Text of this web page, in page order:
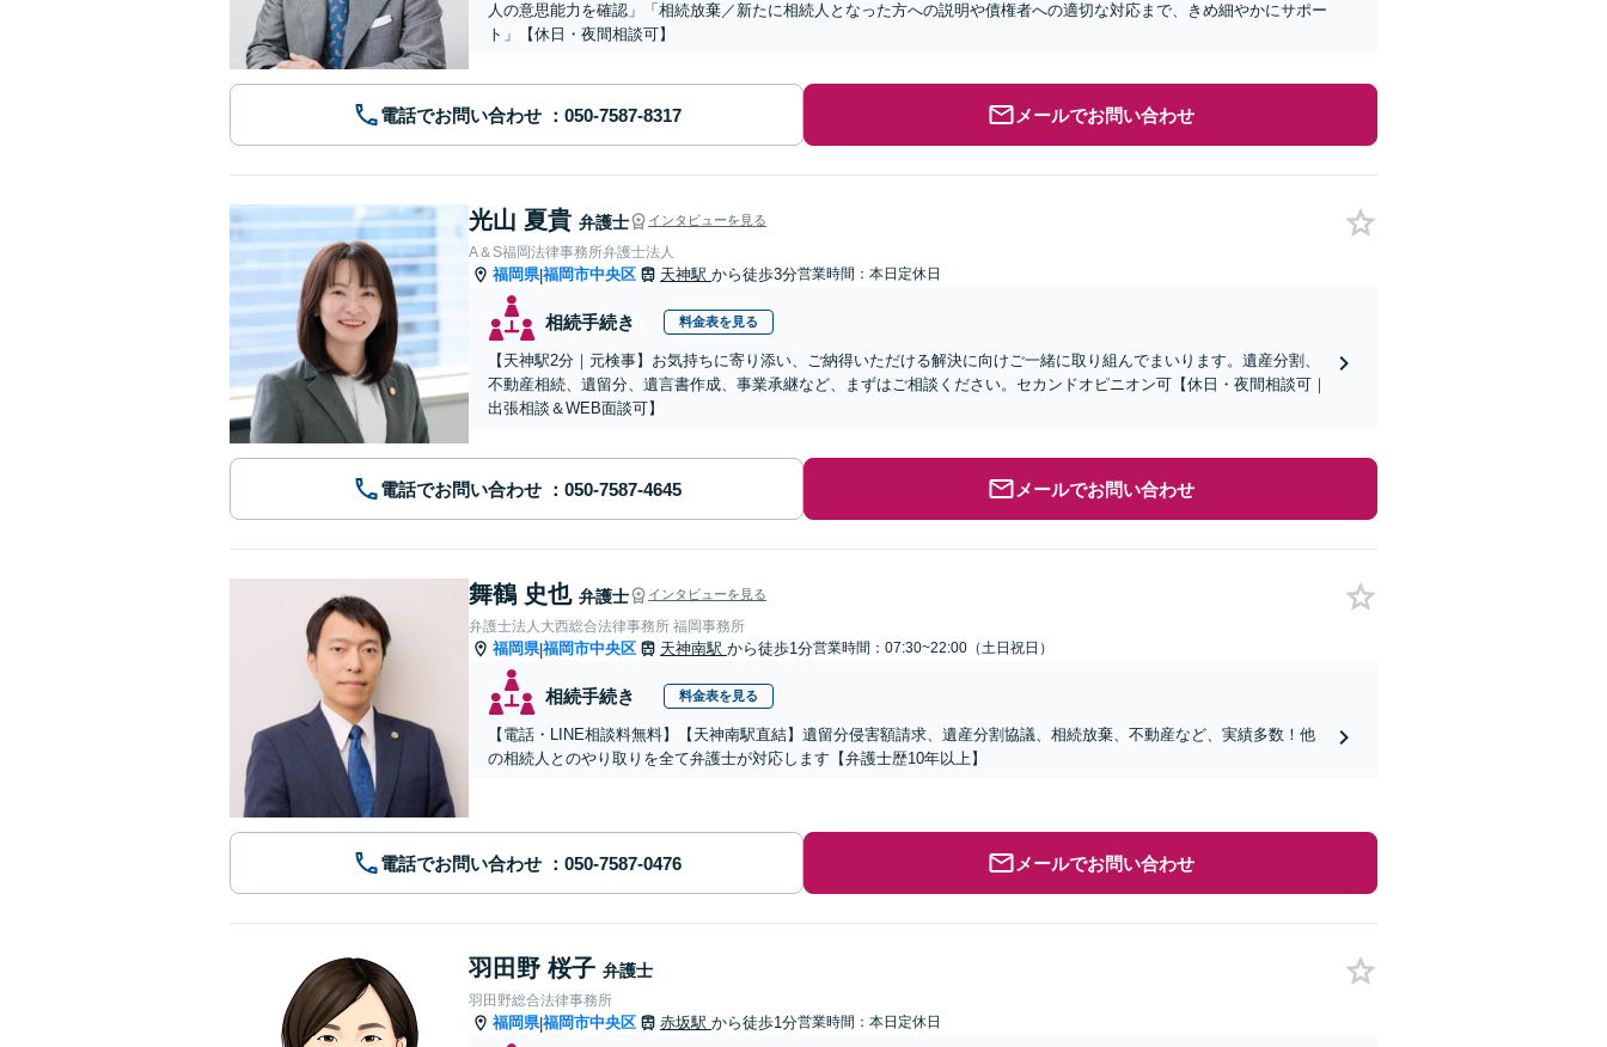
人の意思能力を確認」「相続放棄／新たに相続人となった方への説明や債権者への適切な対応まで、きめ細やかにサポー
ト」【休日・夜間相談可】
電話でお問い合わせ メールでお問い合わせ
光山 夏貴 弁護士 インタビューを見る
A＆S福岡法律事務所弁護士法人
福岡県|福岡市中央区 天神駅 から徒歩3分営業時間：本日定休日
相続手続き 料金表を見る
【天神駅2分｜元検事】お気持ちに寄り添い、ご納得いただける解決に向けご一緒に取り組んでまいります。遺産分割、
不動産相続、遺留分、遺言書作成、事業承継など、まずはご相談ください。セカンドオピニオン可【休日・夜間相談可｜
出張相談＆WEB面談可】
電話でお問い合わせ メールでお問い合わせ
舞鶴 史也 弁護士 インタビューを見る
弁護士法人大西総合法律事務所 福岡事務所
福岡県|福岡市中央区 天神南駅 から徒歩1分営業時間：07:30~22:00（土日祝日）
相続手続き 料金表を見る
【電話・LINE相談料無料】【天神南駅直結】遺留分侵害額請求、遺産分割協議、相続放棄、不動産など、実績多数！他
の相続人とのやり取りを全て弁護士が対応します【弁護士歴10年以上】
電話でお問い合わせ メールでお問い合わせ
羽田野 桜子 弁護士
羽田野総合法律事務所
福岡県|福岡市中央区 赤坂駅 から徒歩1分営業時間：本日定休日